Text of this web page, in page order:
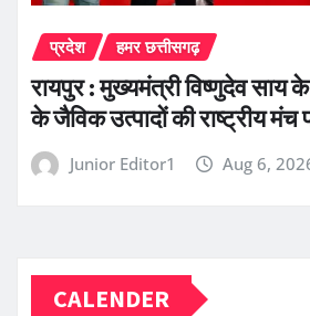
प्रदेश हमर छत्तीसगढ़
रायपुर : मुख्यमंत्री विष्णुदेव साय
के जैविक उत्पादों की राष्ट्रीय मंच
Junior Editor1 Aug 6,
CALENDER